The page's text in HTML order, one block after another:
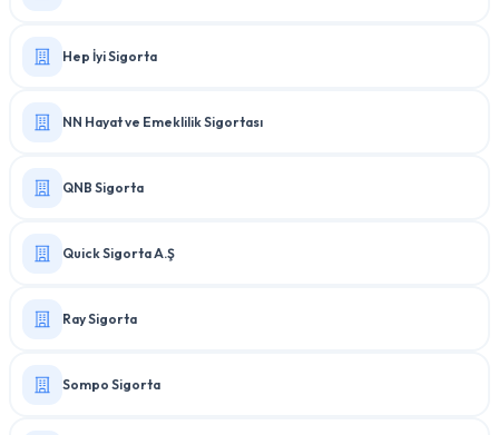
Hep İyi Sigorta
NN Hayat ve Emeklilik Sigortası
QNB Sigorta
Quick Sigorta A.Ş
Ray Sigorta
Sompo Sigorta